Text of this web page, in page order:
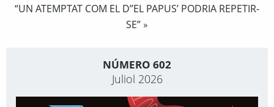
“UN ATEMPTAT COM EL D’’EL PAPUS’ PODRIA REPETIR-
SE” »
NÚMERO 602
Juliol 2026